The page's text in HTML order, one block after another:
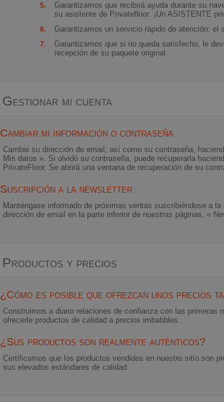
Garantizamos que recibirá ayuda durante su
su asistente de Privatefloor: ¡Un ASISTENTE
Garantizamos un servicio rápido de atención: el
Garantizamos que si no queda satisfecho, le
recepción de su paquete original.
Gestionar mi cuenta
Cambiar mi información o contraseña
Cambie su dirección de email, así como su contraseña,
Mis datos ». Si olvidó su contraseña, puede recuperarla
PrivateFloor. Se abrirá una ventana de recuperación de su
Suscripción a la newsletter
Manténgase informado de próximas ventas suscribiéndose a
dirección de email en la parte inferior de nuestras páginas, «
Productos y precios
¿Cómo es posible que ofrezcan unos precios
Construimos a diario relaciones de confianza con las primeras
ofrecerle productos de calidad a precios imbatibles.
¿Sus productos son realmente auténticos?
Certificamos que los productos vendidos en nuestro sitio son
sus elevados estándares de calidad.